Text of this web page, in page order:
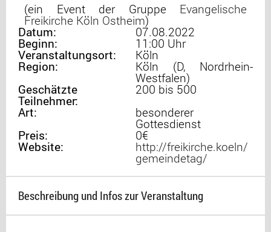
(ein Event der Gruppe Evangelische
Freikirche Köln Ostheim)
Datum: 07.08.2022
Beginn: 11:00 Uhr
Veranstaltungsort: Köln
Region: Köln (D, Nordrhein-
Westfalen)
Geschätzte
Teilnehmer:
200 bis 500
Art:
besonderer
Gottesdienst
Preis: 0€
Website: http://freikirche.koeln/
gemeindetag/
Beschreibung und Infos zur Veranstaltung